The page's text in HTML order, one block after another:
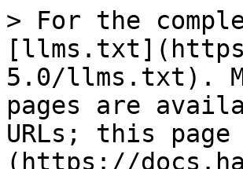
> For the
5.0/llms.txt).
pages are
URLs; this
(https://